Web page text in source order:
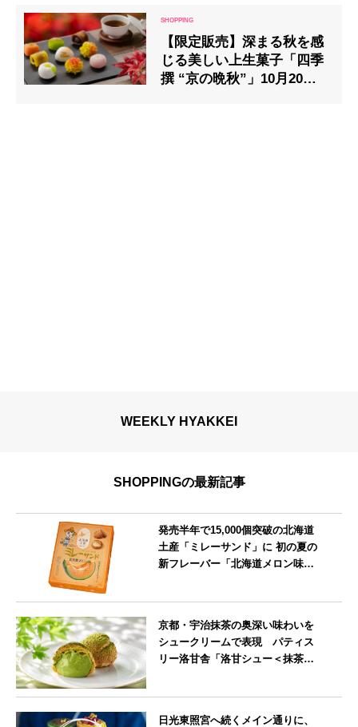
【限定販売】深まる秋を感
じる美しい上生菓子「四季
撰 “京の晩秋”」10月20日
WEEKLY HYAKKEI
SHOPPINGの最新記事
発売半年で15,000個突破の北海道
土産「ミレーサンド」に 初の夏の
新フレーバー「北海道メロン味」
京都・宇治抹茶の奥深い味わいを
シュークリームで表現 パティス
リー洛甘舎「洛甘シュー＜抹茶
日光東照宮へ続くメイン通りに、